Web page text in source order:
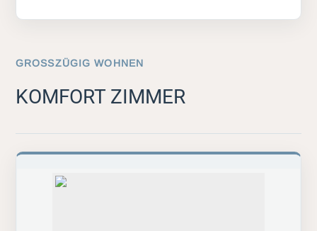
GROSSZÜGIG WOHNEN
KOMFORT ZIMMER